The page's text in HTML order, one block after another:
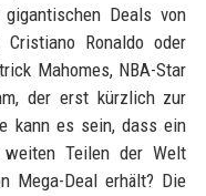
Deals von
Ronaldo oder
Mahomes, NBA-Star
der erst kürzlich zur
kann es sein, dass ein
Teilen der Welt
Mega-Deal erhält? Die